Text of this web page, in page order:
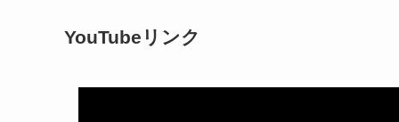
YouTubeリンク